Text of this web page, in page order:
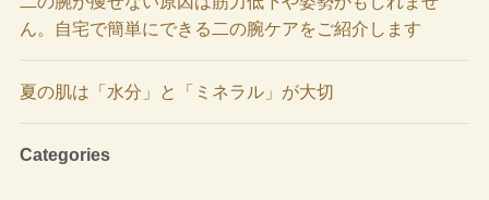
ん。自宅で簡単にできる二の腕ケアをご紹介します
夏の肌は「水分」と「ミネラル」が大切
Categories